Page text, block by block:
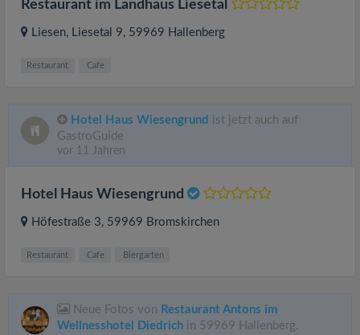
Restaurant im Landhaus Liesetal
Liesen, Liesetal 9, 59969 Hallenberg
Restaurant Cafe
Hotel Haus Wiesengrund ist jetzt auch auf
GastroGuide
vor 11 Jahren
Hotel Haus Wiesengrund
Höfestraße 3, 59969 Bromskirchen
Restaurant Cafe Biergarten
Neue Fotos von Restaurant Antons im
Wellnesshotel Diedrich in 59969 Hallenberg.